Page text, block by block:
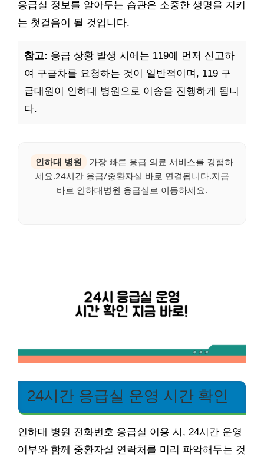
응급실 정보를 알아두는 습관은 소중한 생명을 지키
는 첫걸음이 될 것입니다.
참고: 응급 상황 발생 시에는 119에 먼저 신고하
여 구급차를 요청하는 것이 일반적이며, 119 구
급대원이 인하대 병원으로 이송을 진행하게 됩니
다.
인하대 병원
가장 빠른 응급 의료 서비스를 경험하
세요.24시간 응급/중환자실 바로 연결됩니다.지금
바로 인하대병원 응급실로 이동하세요.
24시간 응급실 운영 시간 확인
인하대 병원 전화번호 응급실 이용 시, 24시간 운영
여부와 함께 중환자실 연락처를 미리 파악해두는 것